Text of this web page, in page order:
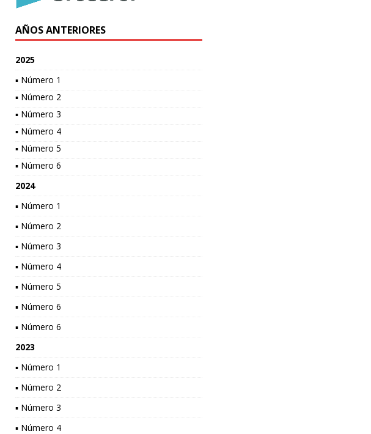
AÑOS ANTERIORES
2025
▪ Número 1
▪ Número 2
▪ Número 3
▪ Número 4
▪ Número 5
▪ Número 6
2024
▪ Número 1
▪ Número 2
▪ Número 3
▪ Número 4
▪ Número 5
▪ Número 6
▪ Número 6
2023
▪ Número 1
▪ Número 2
▪ Número 3
▪ Número 4